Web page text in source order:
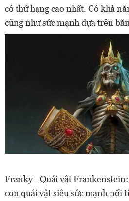
có thứ hạng cao nhất. Có khả
cũng như sức mạnh dựa trên
Franky - Quái vật
con quái vật siêu sức mạnh nổi